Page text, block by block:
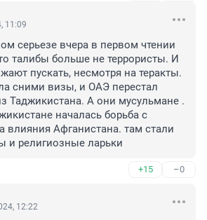
11:09
серьезе вчера в первом чтении
талибы больше не террористы. И
пускать, несмотря на теракты.
сними визы, и ОАЭ перестал
Таджикистана. А они мусульмане .
началась борьба с
влияния Афганистана. там стали
и религиозные ларьки
+15 –0
12:22